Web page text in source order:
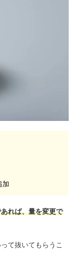
加
れば、量を変更で
て抜いてもらうこ